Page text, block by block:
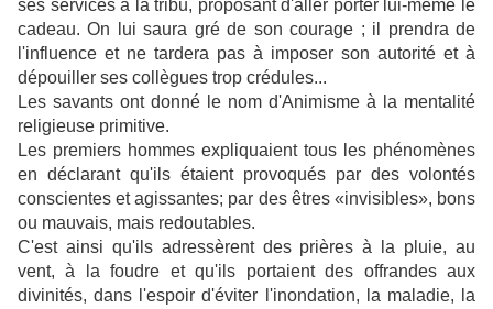
ses services à la tribu, proposant d'aller porter lui-même le
cadeau. On lui saura gré de son courage ; il prendra de
l'influence et ne tardera pas à imposer son autorité et à
dépouiller ses collègues trop crédules...
Les savants ont donné le nom d'Animisme à la mentalité
religieuse primitive.
Les premiers hommes expliquaient tous les phénomènes
en déclarant qu'ils étaient provoqués par des volontés
conscientes et agissantes; par des êtres «invisibles», bons
ou mauvais, mais redoutables.
C'est ainsi qu'ils adressèrent des prières à la pluie, au
vent, à la foudre et qu'ils portaient des offrandes aux
divinités, dans l'espoir d'éviter l'inondation, la maladie, la